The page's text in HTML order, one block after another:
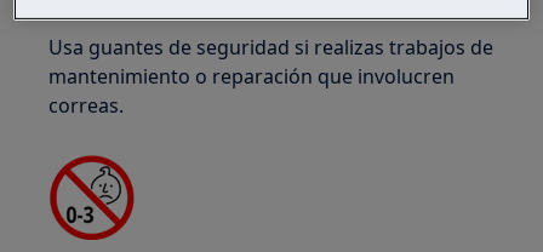
Usa guantes de seguridad si realizas trabajos de
mantenimiento o reparación que involucren
correas.